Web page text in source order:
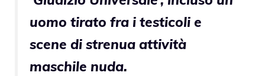
uomo tirato fra i testicoli e
scene di strenua attività
maschile nuda.